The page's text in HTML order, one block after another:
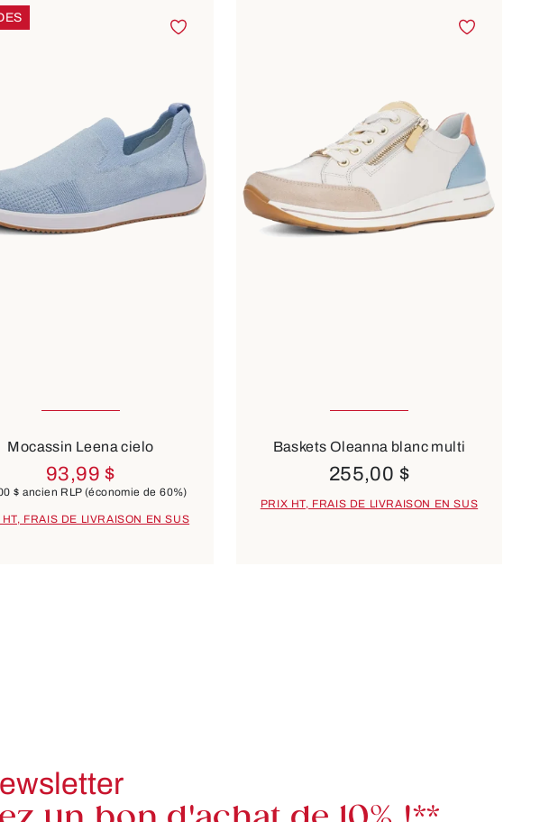
7 Couleurs
Mocassin Leena cielo
93,99 $
$ ancien RLP(économie de 60%)
HT, FRAIS DE LIVRAISON EN SUS
beigebleugris
Baskets Oleanna blanc multi
255,00 $
PRIX HT, FRAIS DE LIVRAISON EN SUS